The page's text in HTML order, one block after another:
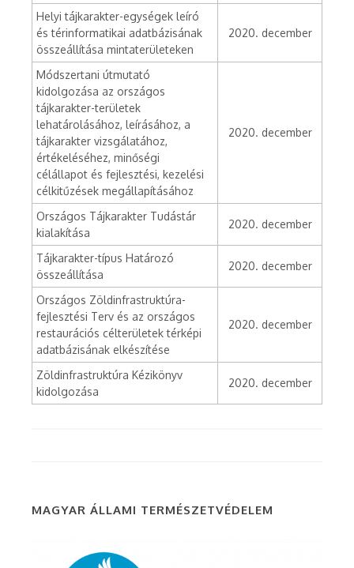
Helyi tájkarakter-egységek leíró
és térinformatikai adatbázisának
összeállítása mintaterületeken
2020. december
Módszertani útmutató
kidolgozása az országos
tájkarakter-területek
lehatárolásához, leírásához, a
tájkarakter vizsgálatához,
értékeléséhez, minőségi
célállapot és fejlesztési, kezelési
célkitűzések megállapításához
2020. december
Országos Tájkarakter Tudástár
kialakítása
2020. december
Tájkarakter-típus Határozó
összeállítása
2020. december
Országos Zöldinfrastruktúra-
fejlesztési Terv és az országos
restaurációs célterületek térképi
adatbázisának elkészítése
2020. december
Zöldinfrastruktúra Kézikönyv
kidolgozása
2020. december
MAGYAR ÁLLAMI TERMÉSZETVÉDELEM